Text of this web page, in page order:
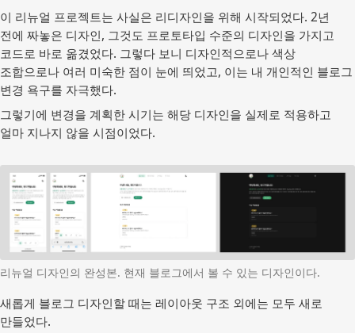
이 리뉴얼 프로젝트는 사실은 리디자인을 위해 시작되었다. 2년
전에 짜놓은 디자인, 그것도 프로토타입 수준의 디자인을 가지고
코드로 바로 옮겼었다. 그렇다 보니 디자인적으로나 색상
조합으로나 여러 미숙한 점이 눈에 띄었고, 이는 내 개인적인 블로그
변경 욕구를 자극했다.
그렇기에 변경을 계획한 시기는 해당 디자인을 실제로 적용하고
얼마 지나지 않을 시점이었다.
리뉴얼 디자인의 완성본. 현재 블로그에서 볼 수 있는 디자인이다.
새롭게 블로그 디자인할 때는 레이아웃 구조 외에는 모두 새로
만들었다.